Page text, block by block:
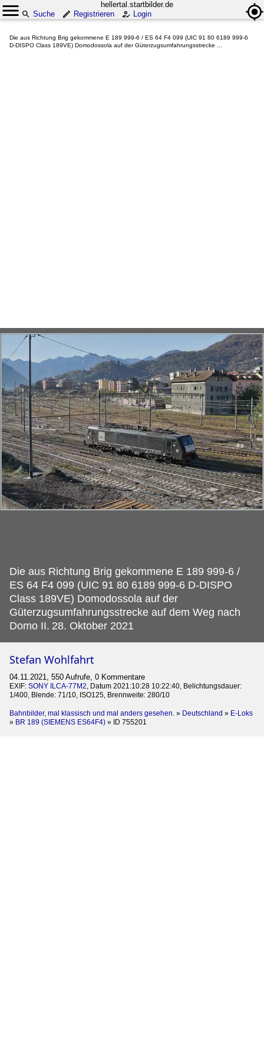
hellertal.startbilder.de
Suche
Registrieren Login
Die aus Richtung Brig gekommene E 189 999-6 / ES 64 F4 099 (UIC 91 80 6189 999-6
D-DISPO Class 189VE) Domodossola auf der Güterzugsumfahrungsstrecke ...
Die aus Richtung Brig gekommene E 189 999-6 /
ES 64 F4 099 (UIC 91 80 6189 999-6 D-DISPO
Class 189VE) Domodossola auf der
Güterzugsumfahrungsstrecke auf dem Weg nach
Domo II. 28. Oktober 2021
Stefan Wohlfahrt
04.11.2021, 550 Aufrufe, 0 Kommentare
EXIF: SONY ILCA-77M2, Datum 2021:10:28 10:22:40, Belichtungsdauer:
1/400, Blende: 71/10, ISO125, Brennweite: 280/10
Bahnbilder, mal klassisch und mal anders gesehen. » Deutschland » E-Loks
» BR 189 (SIEMENS ES64F4) » ID 755201